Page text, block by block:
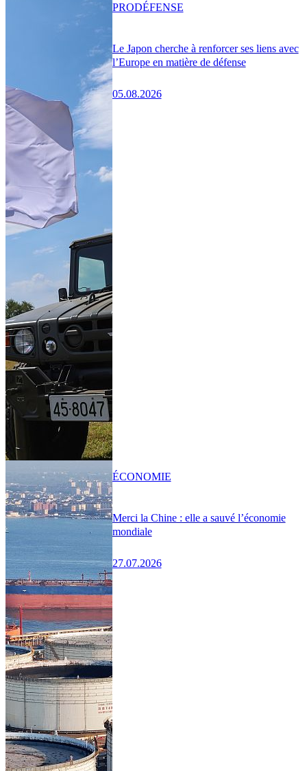
Le Japon cherche à renforcer ses liens avec
l’Europe en matière de défense
05.08.2026
PRODÉFENSE
Merci la Chine : elle a sauvé l’économie
mondiale
27.07.2026
ÉCONOMIE